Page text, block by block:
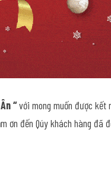
“ với mong muốn được kết
ơn đến Qúy khách hàng đã